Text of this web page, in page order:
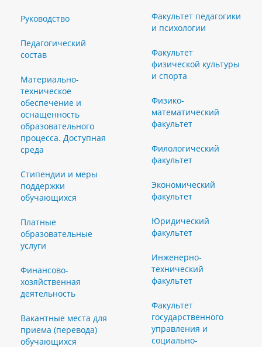
Руководство
Педагогический
состав
Материально-
техническое
обеспечение и
оснащенность
образовательного
процесса. Доступная
среда
Стипендии и меры
поддержки
обучающихся
Платные
образовательные
услуги
Финансово-
хозяйственная
деятельность
Вакантные места для
приема (перевода)
обучающихся
Факультет педагогики
и психологии
Факультет
физической культуры
и спорта
Физико-
математический
факультет
Филологический
факультет
Экономический
факультет
Юридический
факультет
Инженерно-
технический
факультет
Факультет
государственного
управления и
социально-